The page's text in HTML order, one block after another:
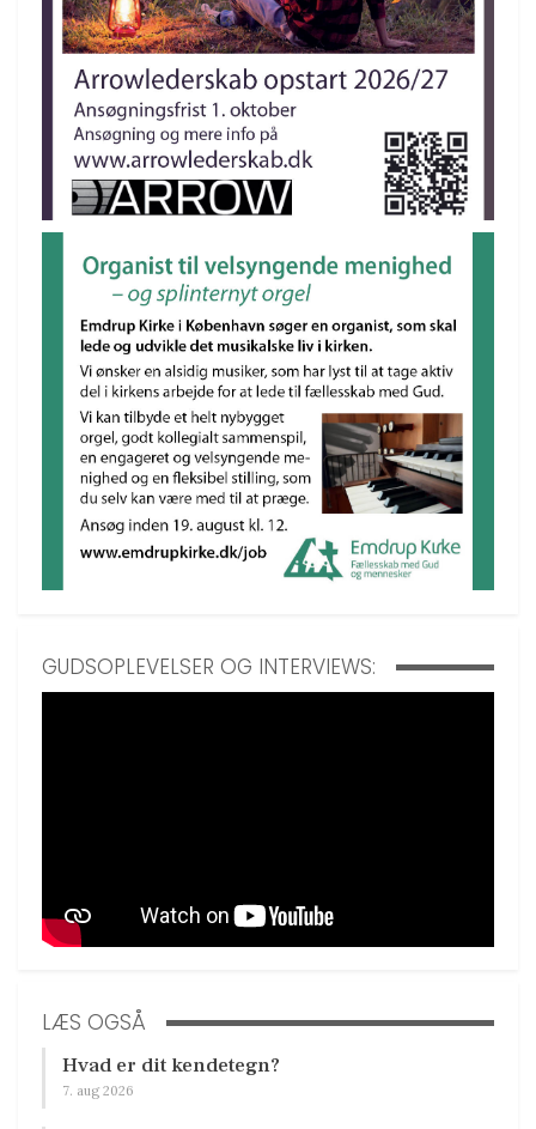
GUDSOPLEVELSER OG INTERVIEWS:
LÆS OGSÅ
Hvad er dit kendetegn?
7. aug 2026